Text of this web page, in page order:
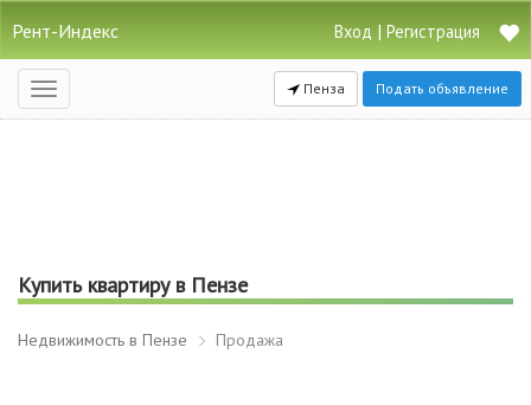
Рент-Индекс Вход | Регистрация
Открыть
навигацию
Пенза Подать объявление
Купить квартиру в Пензе
Недвижимость в Пензе Продажа